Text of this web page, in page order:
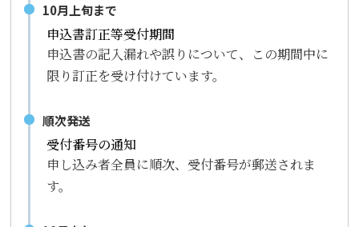
10月上旬まで
申込書訂正等受付期間
申込書の記入漏れや誤りについて、この期間中に
限り訂正を受け付けています。
順次発送
受付番号の通知
申し込み者全員に順次、受付番号が郵送されま
す。